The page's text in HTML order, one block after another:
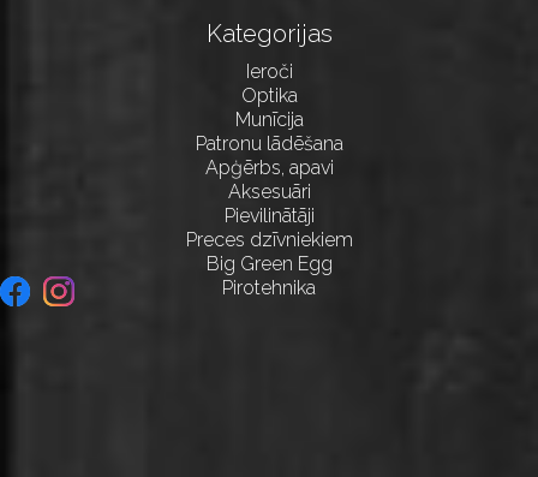
Kategorijas
Ieroči
Optika
Munīcija
Patronu lādēšana
Apģērbs, apavi
Aksesuāri
Pievilinātāji
Preces dzīvniekiem
Big Green Egg
Pirotehnika